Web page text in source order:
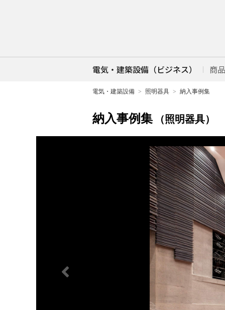
電気・建築設備（ビジネス） 商
電気・建築設備 照明器具 納入事例集
納入事例集 （照明器具）